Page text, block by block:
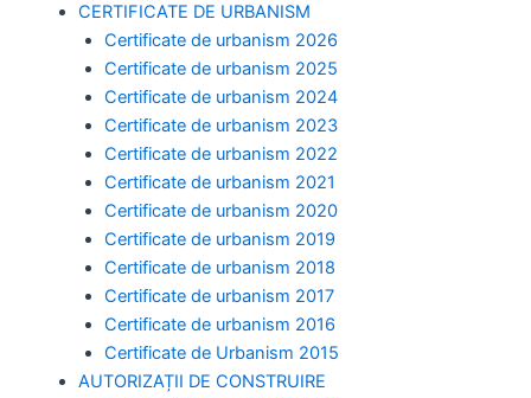
CERTIFICATE DE URBANISM
Certificate de urbanism 2026
Certificate de urbanism 2025
Certificate de urbanism 2024
Certificate de urbanism 2023
Certificate de urbanism 2022
Certificate de urbanism 2021
Certificate de urbanism 2020
Certificate de urbanism 2019
Certificate de urbanism 2018
Certificate de urbanism 2017
Certificate de urbanism 2016
Certificate de Urbanism 2015
AUTORIZAȚII DE CONSTRUIRE